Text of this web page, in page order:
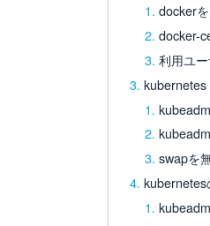
docker
docker-
利用ユ
swapを
kubernetes